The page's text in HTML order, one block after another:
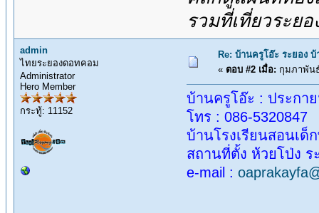
รวมที่เที่ยวระย
admin
ไทยระยองดอทคอม
Administrator
Hero Member
กระทู้: 11152
Re: บ้านครูโอ๊ะ ระยอง
« ตอบ #2 เมื่อ: กุมภาพัน
บ้านครูโอ๊ะ : ประกา
โทร : 086-5320847
บ้านโรงเรียนสอนเด็
สถานที่ตั้ง ห้วยโป่ง ร
e-mail :